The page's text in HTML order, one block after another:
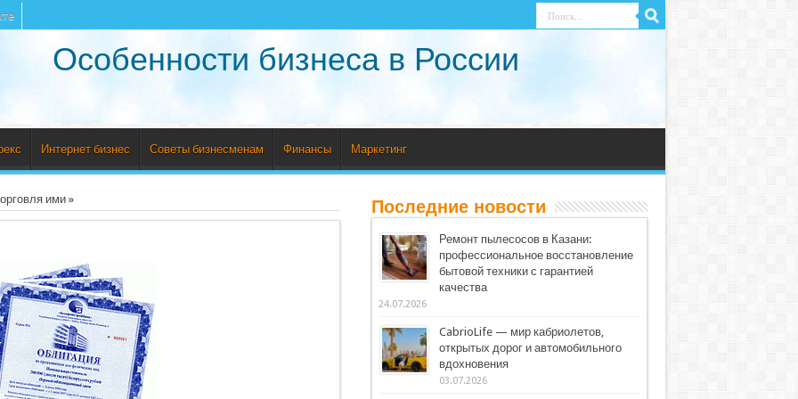
Особенности бизнеса в России
Интернет бизнес Советы бизнесменам Финансы Маркетинг
ими» Последние новости
Ремонт пылесосов в Казани:
профессиональное восстановление
бытовой техники с гарантией
качества
24.07.2026
CabrioLife — мир кабриолетов,
открытых дорог и автомобильного
вдохновения
03.07.2026